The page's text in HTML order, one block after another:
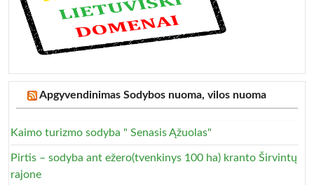
Apgyvendinimas Sodybos nuoma, vilos nuoma
Kaimo turizmo sodyba " Senasis Ąžuolas"
Pirtis – sodyba ant ežero(tvenkinys 100 ha) kranto Širvintų
rajone